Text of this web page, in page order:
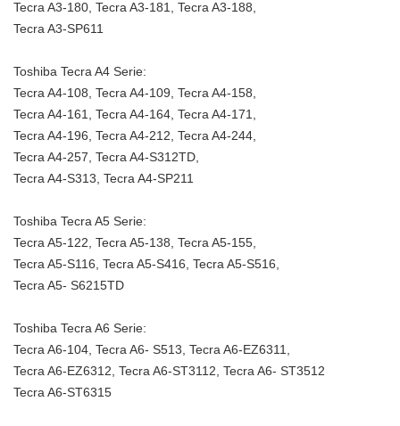
Tecra A3-180, Tecra A3-181, Tecra A3-188,
Tecra A3-SP611
Toshiba Tecra A4 Serie:
Tecra A4-108, Tecra A4-109, Tecra A4-158,
Tecra A4-161, Tecra A4-164, Tecra A4-171,
Tecra A4-196, Tecra A4-212, Tecra A4-244,
Tecra A4-257, Tecra A4-S312TD,
Tecra A4-S313, Tecra A4-SP211
Toshiba Tecra A5 Serie:
Tecra A5-122, Tecra A5-138, Tecra A5-155,
Tecra A5-S116, Tecra A5-S416, Tecra A5-S516,
Tecra A5- S6215TD
Toshiba Tecra A6 Serie:
Tecra A6-104, Tecra A6- S513, Tecra A6-EZ6311,
Tecra A6-EZ6312, Tecra A6-ST3112, Tecra A6- ST3512
Tecra A6-ST6315